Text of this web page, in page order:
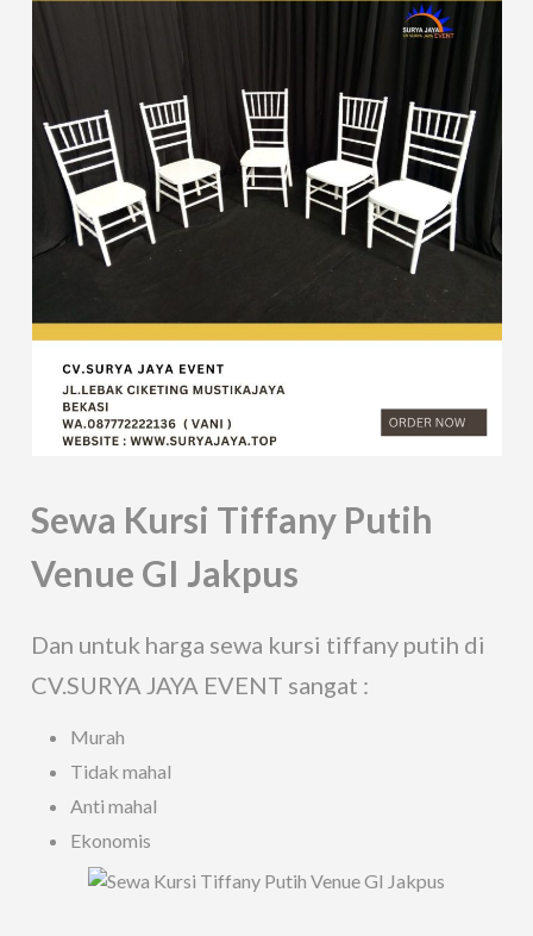
Sewa Kursi Tiffany Putih
Venue GI Jakpus
Dan untuk harga sewa kursi tiffany putih di
CV.SURYA JAYA EVENT sangat :
Murah
Tidak mahal
Anti mahal
Ekonomis